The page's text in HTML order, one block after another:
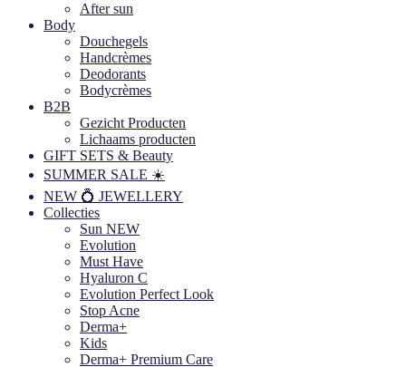
After sun
Body
Douchegels
Handcrèmes
Deodorants
Bodycrèmes
B2B
Gezicht Producten
Lichaams producten
GIFT SETS & Beauty
SUMMER SALE ☀️
NEW 💍 JEWELLERY
Collecties
Sun NEW
Evolution
Must Have
Hyaluron C
Evolution Perfect Look
Stop Acne
Derma+
Kids
Derma+ Premium Care